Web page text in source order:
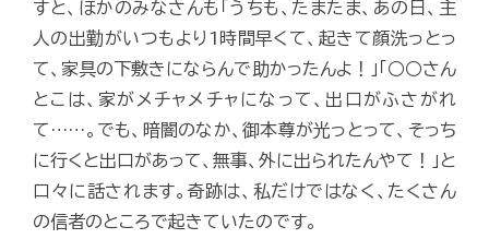
すと、ほかのみなさんも「うちも、たまたま、あの日、主
人の出勤がいつもより1時間早くて、起きて顔洗っとっ
て、家具の下敷きにならんで助かったんよ！」「○○さん
とこは、家がメチャメチャになって、出口がふさがれ
て……。でも、暗闇のなか、御本尊が光っとって、そっち
に行くと出口があって、無事、外に出られたんやて！」と
口々に話されます。奇跡は、私だけではなく、たくさん
の信者のところで起きていたのです。